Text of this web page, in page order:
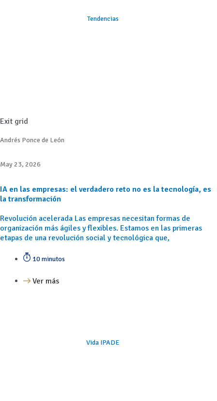
Tendencias
Exit grid
Andrés Ponce de León
May 23, 2026
IA en las empresas: el verdadero reto no es la tecnología, es
la transformación
Revolución acelerada Las empresas necesitan formas de
organización más ágiles y flexibles. Estamos en las primeras
etapas de una revolución social y tecnológica que,
10 minutos
Ver más
Vida IPADE